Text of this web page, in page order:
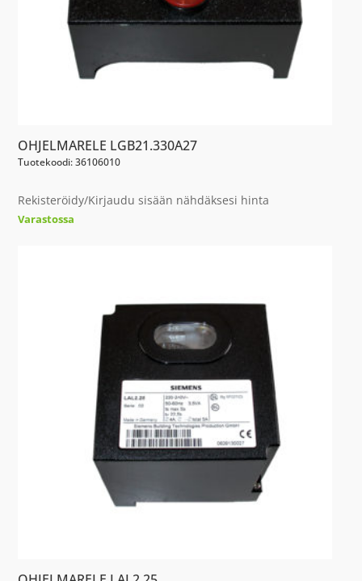
OHJELMARELE LGB21.330A27
Tuotekoodi: 36106010
Rekisteröidy/Kirjaudu sisään nähdäksesi hinta
Varastossa